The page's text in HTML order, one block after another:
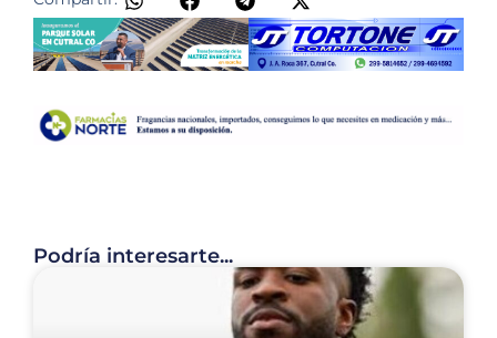
Podría interesarte...